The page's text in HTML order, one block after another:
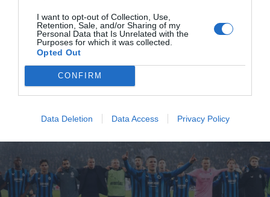
I want to opt-out of Collection, Use,
Retention, Sale, and/or Sharing of my
Personal Data that Is Unrelated with the
Purposes for which it was collected.
Opted Out
CONFIRM
Data Deletion Data Access Privacy Policy
γκολ… όλα τα λεφτάκαι μπορεί το μέλλον να δώσει
κυριολεκτικό χαρακτήρα σε αυτήν την έκφραση, αφού
δεν υπάρχει καλύτερη «βιτρίνα» από την κορυφαία
διασυλλογική διοργάνωση. Οι μεγαλύτερες ομάδες είναι
εκεί, όλοι κοιτούν εκεί.